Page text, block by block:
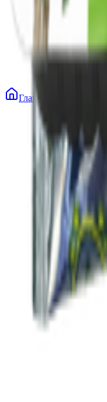
Главная